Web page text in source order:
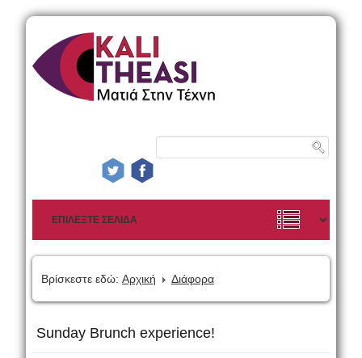
Βρίσκεστε εδώ: Αρχική Διάφορα
Sunday Brunch experience!